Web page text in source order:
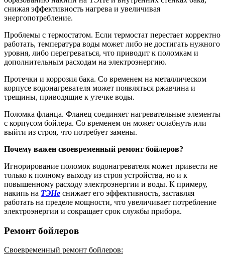
снижая эффективность нагрева и увеличивая
энергопотребление.
Проблемы с термостатом. Если термостат перестает корректно
работать, температура воды может либо не достигать нужного
уровня, либо перегреваться, что приводит к поломкам и
дополнительным расходам на электроэнергию.
Протечки и коррозия бака. Со временем на металлическом
корпусе водонагревателя может появляться ржавчина и
трещины, приводящие к утечке воды.
Поломка фланца. Фланец соединяет нагревательные элементы
с корпусом бойлера. Со временем он может ослабнуть или
выйти из строя, что потребует замены.
Почему важен своевременный ремонт бойлеров?
Игнорирование поломок водонагревателя может привести не
только к полному выходу из строя устройства, но и к
повышенному расходу электроэнергии и воды. К примеру,
накипь на ТЭНе снижает его эффективность, заставляя
работать на пределе мощности, что увеличивает потребление
электроэнергии и сокращает срок службы прибора.
Ремонт бойлеров
Своевременный ремонт бойлеров: